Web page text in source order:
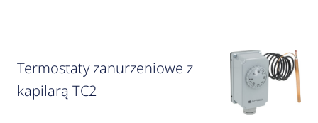
Termostaty zanurzeniowe z
kapilarą TC2